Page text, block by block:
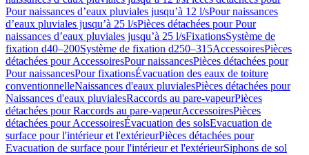
Pour naissances d’eaux pluviales jusqu’à 12 l/sPour naissances
d’eaux pluviales jusqu’à 25 l/sPièces détachées pour Pour
naissances d’eaux pluviales jusqu’à 25 l/sFixationsSystème de
fixation d40–200Système de fixation d250–315AccessoiresPièces
détachées pour AccessoiresPour naissancesPièces détachées pour
Pour naissancesPour fixationsÉvacuation des eaux de toiture
conventionnelleNaissances d'eaux pluvialesPièces détachées pour
Naissances d'eaux pluvialesRaccords au pare-vapeurPièces
détachées pour Raccords au pare-vapeurAccessoiresPièces
détachées pour AccessoiresÉvacuation des solsEvacuation de
surface pour l'intérieur et l'extérieurPièces détachées pour
Evacuation de surface pour l'intérieur et l'extérieurSiphons de sol